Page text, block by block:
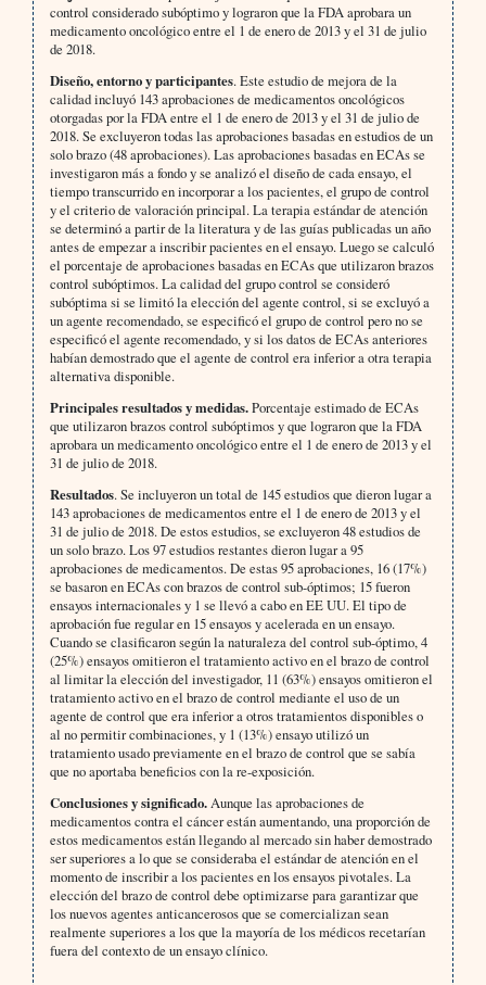
control considerado subóptimo y lograron que la FDA aprobara un
medicamento oncológico entre el 1 de enero de 2013 y el 31 de julio
de 2018.
Diseño, entorno y participantes. Este estudio de mejora de la
calidad incluyó 143 aprobaciones de medicamentos oncológicos
otorgadas por la FDA entre el 1 de enero de 2013 y el 31 de julio de
2018. Se excluyeron todas las aprobaciones basadas en estudios de un
solo brazo (48 aprobaciones). Las aprobaciones basadas en ECAs se
investigaron más a fondo y se analizó el diseño de cada ensayo, el
tiempo transcurrido en incorporar a los pacientes, el grupo de control
y el criterio de valoración principal. La terapia estándar de atención
se determinó a partir de la literatura y de las guías publicadas un año
antes de empezar a inscribir pacientes en el ensayo. Luego se calculó
el porcentaje de aprobaciones basadas en ECAs que utilizaron brazos
control subóptimos. La calidad del grupo control se consideró
subóptima si se limitó la elección del agente control, si se excluyó a
un agente recomendado, se especificó el grupo de control pero no se
especificó el agente recomendado, y si los datos de ECAs anteriores
habían demostrado que el agente de control era inferior a otra terapia
alternativa disponible.
Principales resultados y medidas.Porcentaje estimado de ECAs
que utilizaron brazos control subóptimos y que lograron que la FDA
aprobara un medicamento oncológico entre el 1 de enero de 2013 y el
31 de julio de 2018.
Resultados. Se incluyeron un total de 145 estudios que dieron lugar a
143 aprobaciones de medicamentos entre el 1 de enero de 2013 y el
31 de julio de 2018. De estos estudios, se excluyeron 48 estudios de
un solo brazo. Los 97 estudios restantes dieron lugar a 95
aprobaciones de medicamentos. De estas 95 aprobaciones, 16 (17%)
se basaron en ECAs con brazos de control sub-óptimos; 15 fueron
ensayos internacionales y 1 se llevó a cabo en EE UU. El tipo de
aprobación fue regular en 15 ensayos y acelerada en un ensayo.
Cuando se clasificaron según la naturaleza del control sub-óptimo, 4
(25%) ensayos omitieron el tratamiento activo en el brazo de control
al limitar la elección del investigador, 11 (63%) ensayos omitieron el
tratamiento activo en el brazo de control mediante el uso de un
agente de control que era inferior a otros tratamientos disponibles o
al no permitir combinaciones, y 1 (13%) ensayo utilizó un
tratamiento usado previamente en el brazo de control que se sabía
que no aportaba beneficios con la re-exposición.
Conclusiones y significado.Aunque las aprobaciones de
medicamentos contra el cáncer están aumentando, una proporción de
estos medicamentos están llegando al mercado sin haber demostrado
ser superiores a lo que se consideraba el estándar de atención en el
momento de inscribir a los pacientes en los ensayos pivotales. La
elección del brazo de control debe optimizarse para garantizar que
los nuevos agentes anticancerosos que se comercializan sean
realmente superiores a los que la mayoría de los médicos recetarían
fuera del contexto de un ensayo clínico.